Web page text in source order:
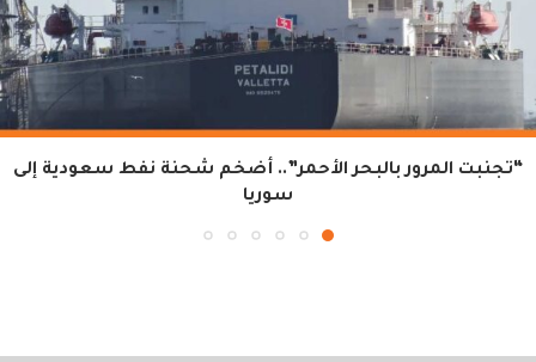
“تجنبت المرور بالبحر الأحمر”.. أضخم شحنة نفط سعودية إلى
سوريا